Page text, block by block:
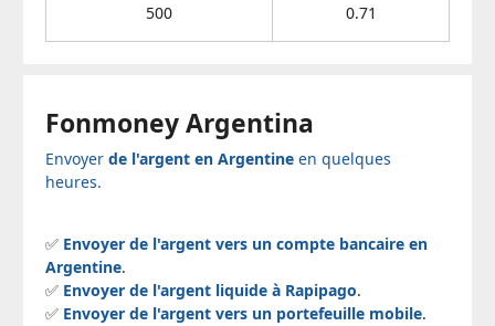
500 0.71
Fonmoney Argentina
Envoyer de l'argent en Argentine en quelques
heures.
✅ Envoyer de l'argent vers un compte bancaire en
Argentine.
✅ Envoyer de l'argent liquide à Rapipago.
✅ Envoyer de l'argent vers un portefeuille mobile.